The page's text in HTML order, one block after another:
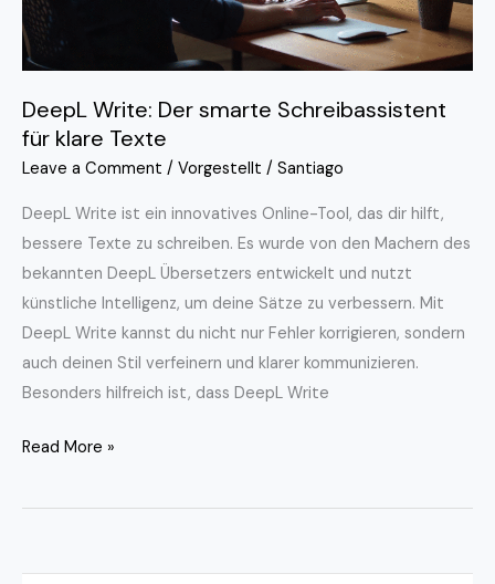
DeepL Write: Der smarte Schreibassistent
für klare Texte
Leave a Comment / Vorgestellt / Santiago
DeepL Write ist ein innovatives Online-Tool, das dir hilft,
bessere Texte zu schreiben. Es wurde von den Machern des
bekannten DeepL Übersetzers entwickelt und nutzt
künstliche Intelligenz, um deine Sätze zu verbessern. Mit
DeepL Write kannst du nicht nur Fehler korrigieren, sondern
auch deinen Stil verfeinern und klarer kommunizieren.
Besonders hilfreich ist, dass DeepL Write
Read More »